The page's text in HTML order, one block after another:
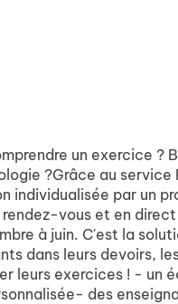
un exercice ?
?Grâce au service
individualisée par un
vous et en direct
à juin. C'est la
dans leurs devoirs,
leurs exercices ! - un
des